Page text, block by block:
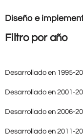
Diseño e
Filtro por año
Desarrollado en 1995-
Desarrollado en 2001-
Desarrollado en 2006-
Desarrollado en 2011-